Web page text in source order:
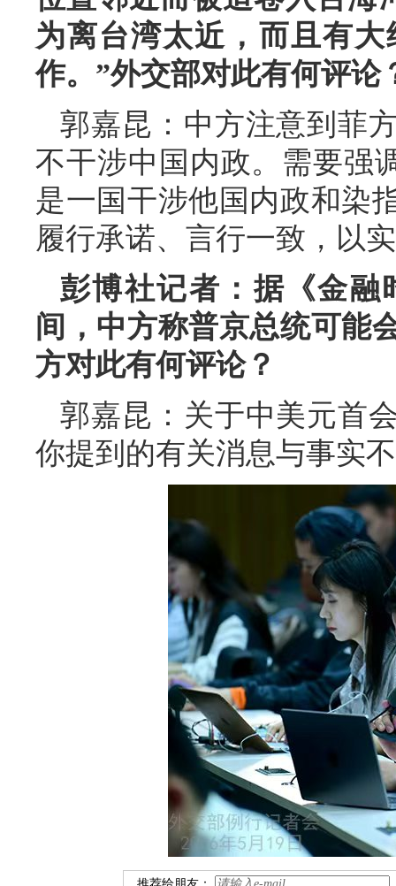
为离台湾太近，而且有
作。”外交部对此有何评论
郭嘉昆：中方注意到菲
不干涉中国内政。需要强
是一国干涉他国内政和染
履行承诺、言行一致，以
彭博社记者：据《金融
间，中方称普京总统可能
方对此有何评论？
郭嘉昆：关于中美元首
你提到的有关消息与事实